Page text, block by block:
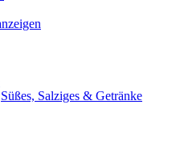
Süßes, Salziges & Getränke